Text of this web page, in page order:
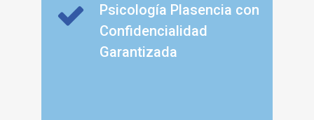
Psicología Plasencia con
Confidencialidad
Garantizada